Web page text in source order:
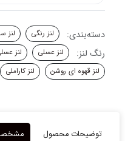
دسته‌بندی: لنز رنگی لنز
رنگ لنز: لنز عسلی لنز
لنز قهوه ای روشن
لنز کاراملی
توضیحات محصول مشخصات